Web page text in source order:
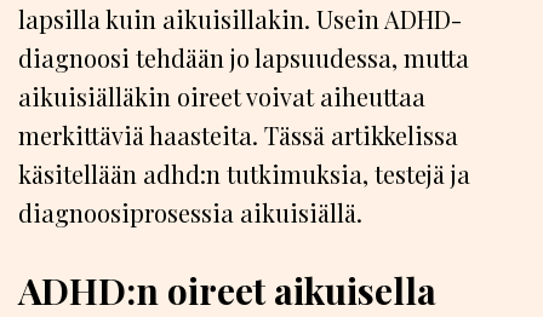
lapsilla kuin aikuisillakin. Usein ADHD-
diagnoosi tehdään jo lapsuudessa, mutta
aikuisiälläkin oireet voivat aiheuttaa
merkittäviä haasteita. Tässä artikkelissa
käsitellään adhd:n tutkimuksia, testejä ja
diagnoosiprosessia aikuisiällä.
ADHD:n oireet aikuisella